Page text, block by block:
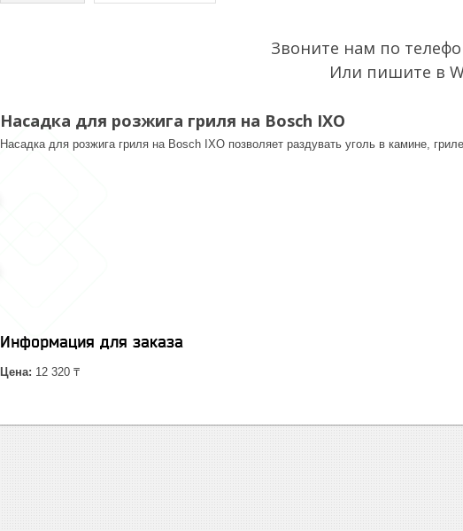
Звоните нам по
Или пишите в
Насадка для розжига гриля на Bosch IXO
Насадка для розжига гриля на Bosch IXO позволяет раздувать уголь в камине,
Информация для заказа
Цена: 12 320 ₸